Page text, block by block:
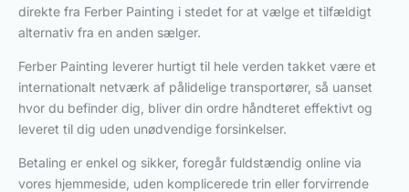
direkte fra Ferber Painting i stedet for at vælge et tilfældigt
alternativ fra en anden sælger.
Ferber Painting leverer hurtigt til hele verden takket være et
internationalt netværk af pålidelige transportører, så uanset
hvor du befinder dig, bliver din ordre håndteret effektivt og
leveret til dig uden unødvendige forsinkelser.
Betaling er enkel og sikker, foregår fuldstændig online via
vores hjemmeside, uden komplicerede trin eller forvirrende